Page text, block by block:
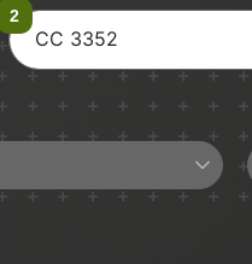
CC 3352